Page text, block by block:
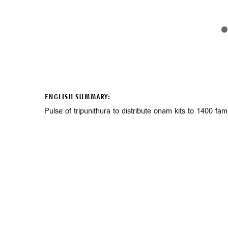
ENGLISH SUMMARY:
Pulse of tripunithura to distribute onam kits to 1400